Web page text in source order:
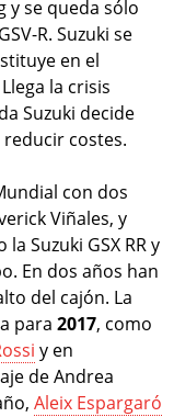
y se queda sólo
R. Suzuki se
en el
la crisis
Suzuki decide
costes.
con dos
Viñales, y
Suzuki GSX RR y
En dos años han
del cajón. La
para 2017, como
y en
de Andrea
Aleix Espargaró